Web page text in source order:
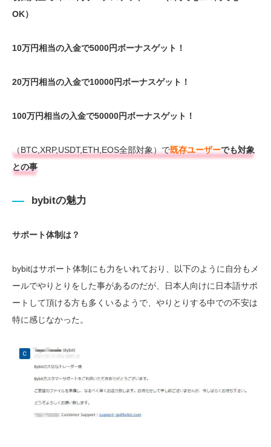
OK）
10万円相当の入金で5000円ボーナスゲット！
20万円相当の入金で10000円ボーナスゲット！
100万円相当の入金で50000円ボーナスゲット！
（BTC,XRP,USDT,ETH,EOS全部対象）で既存ユーザーでも対象
との事
bybitの魅力
サポート体制は？
bybitはサポート体制にも力をいれており、以下のように自分もメ
ールでやりとりをした事があるのだが、日本人向けに日本語サポ
ートして頂ける方も多くいるようで、やりとりする中での不安は
特に感じなかった。